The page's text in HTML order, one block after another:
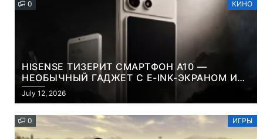
0 КИНО
HISENSE ТИЗЕРИТ СМАРТФОН A10 —
НЕОБЫЧНЫЙ ГАДЖЕТ С E-INK-ЭКРАНОМ И
СЪЕМНОЙ LCD-ПАНЕЛЬЮ ДЛЯ ЦВЕТНОГО
КОНТЕНТА И СОЦСЕТЕЙ
July 12, 2026
0 ИГРЫ